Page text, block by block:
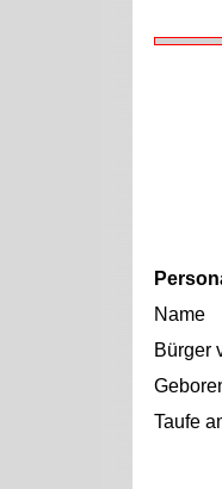
Name
Bürger
Taufe